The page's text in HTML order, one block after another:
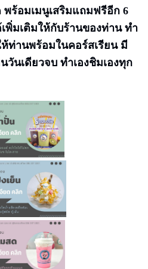
ร้อมเมนูเสริมแถมฟรีอีก 6
พิ่มเติมให้กับร้านของท่าน ทำ
ท่านพร้อมในคอร์สเรียน มี
วันเดียวจบ ทำเองชิมเองทุก